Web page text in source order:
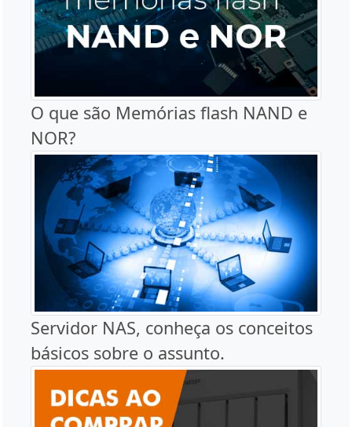
O que são Memórias flash NAND e
NOR?
Servidor NAS, conheça os conceitos
básicos sobre o assunto.